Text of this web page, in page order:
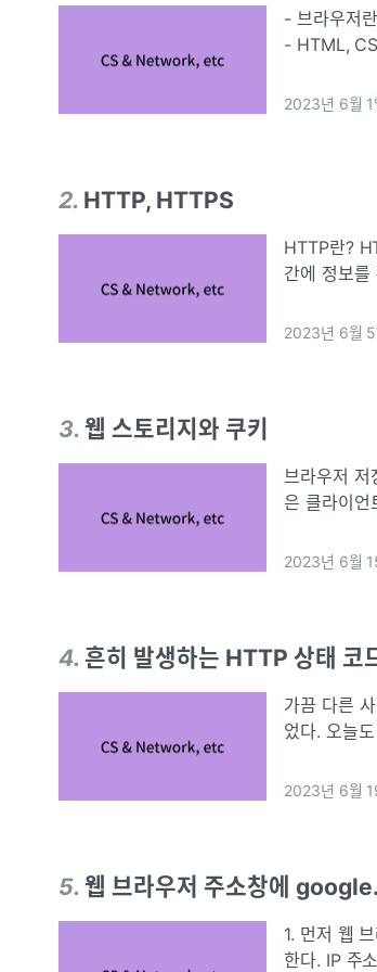
- 브라우저란? - 웹페이지의 내용을 읽어 사용자에게 보여주는 도구. -
- HTML,
2023년 6월 1
2. HTTP, HTTPS
HTTP란? HTTP(HyperText Transfer Protocol)는 웹 상에서 클라이언트와 서버
간에 정보를
2023년 6월 5
3. 웹 스토리지와 쿠키
브라우저
은 클라이언
있
2023년 6월
4. 흔히 발생하는 HTTP 상태 코
가끔 다른
었다. 오늘
이트 데이터
2023년 6월
5. 웹 브라우저 주소창에
1. 먼저 웹
한다. IP 주소를 찾기 위해 해당 도메인과 연결된 IP 주소를 반환하는 DNS(Domain